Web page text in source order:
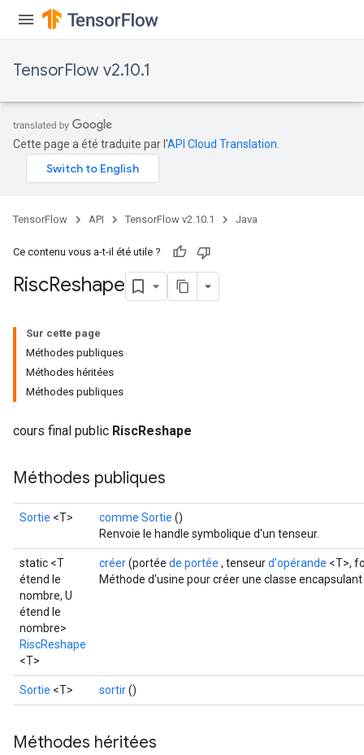
TensorFlow v2.10.1
Cette page a été traduite par l'API Cloud Translation
TensorFlow API TensorFlow v2.10.1 Java
Ce contenu vous a-t-il été utile ?
RiscReshape
Sur cette page
Méthodes publiques
Méthodes héritées
Méthodes publiques
cours final public RiscReshape
Méthodes publiques
Sortie <T> comme Sortie ()
Renvoie le handle symbolique d'un tenseur.
static <T
étend le
nombre, U
étend le
nombre>
RiscReshape
<T>
créer(portée de portée , tenseurd'opérande <T>,
Méthode d'usine pour créer une classe
Sortie <T> sortir()
Méthodes héritées